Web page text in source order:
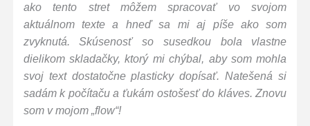
ako tento stret môžem spracovať vo svojom
aktuálnom texte a hneď sa mi aj píše ako som
zvyknutá. Skúsenosť so susedkou bola vlastne
dielikom skladačky, ktorý mi chýbal, aby som mohla
svoj text dostatočne plasticky dopísať. Natešená si
sadám k počítaču a ťukám ostošesť do kláves. Znovu
som v mojom „flow“!